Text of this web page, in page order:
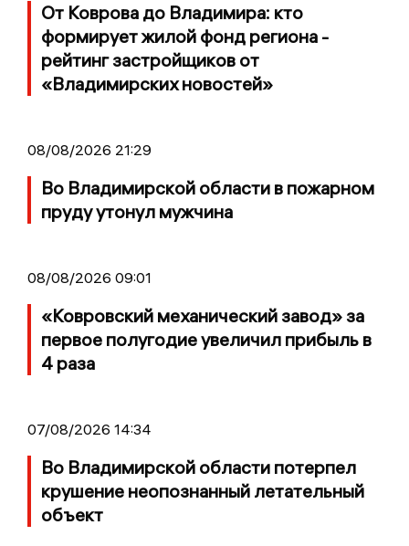
От Коврова до Владимира: кто
формирует жилой фонд региона -
рейтинг застройщиков от
«Владимирских новостей»
08/08/2026 21:29
Во Владимирской области в пожарном
пруду утонул мужчина
08/08/2026 09:01
«Ковровский механический завод» за
первое полугодие увеличил прибыль в
4 раза
07/08/2026 14:34
Во Владимирской области потерпел
крушение неопознанный летательный
объект